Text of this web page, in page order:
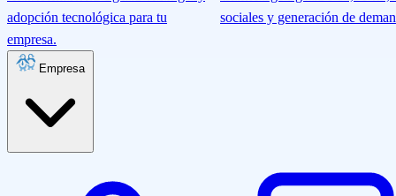
adopción tecnológica para tu
empresa.
sociales y generación de
Empresa